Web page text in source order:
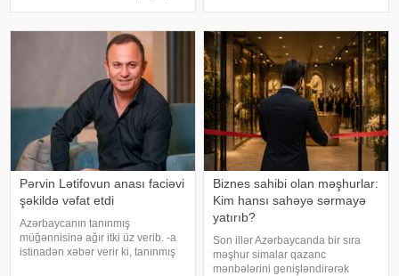
mətbuatına istinadən xəbər verir
ki, Levent şəxsi həyatı ilə Ahba
qidalandım, nə düzgün yatdım.
Gördü
Pərvin Lətifovun anası faciəvi
şəkildə vəfat etdi
Azərbaycanın tanınmış
müğənnisinə ağır itki üz verib. -a
istinadən xəbər verir ki, tanınmış
Biznes sahibi olan məşhurlar:
Kim hansı sahəyə sərmayə
yatırıb?
Son illər Azərbaycanda bir sıra
məşhur simalar qazanc
mənbələrini genişləndirərək